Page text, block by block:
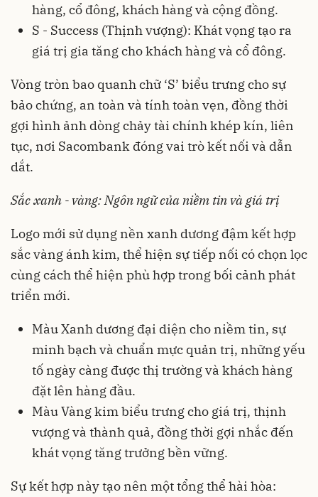
hàng, cổ đông, khách hàng và cộng đồng.
S - Success (Thịnh vượng): Khát vọng tạo ra
giá trị gia tăng cho khách hàng và cổ đông.
Vòng tròn bao quanh chữ ‘S’ biểu trưng cho sự
bảo chứng, an toàn và tính toàn vẹn, đồng thời
gợi hình ảnh dòng chảy tài chính khép kín, liên
tục, nơi Sacombank đóng vai trò kết nối và dẫn
dắt.
Sắc xanh - vàng: Ngôn ngữ của niềm tin và giá trị
Logo mới sử dụng nền xanh dương đậm kết hợp
sắc vàng ánh kim, thể hiện sự tiếp nối có chọn lọc
cùng cách thể hiện phù hợp trong bối cảnh phát
triển mới.
Màu Xanh dương đại diện cho niềm tin, sự
minh bạch và chuẩn mực quản trị, những yếu
tố ngày càng được thị trường và khách hàng
đặt lên hàng đầu.
Màu Vàng kim biểu trưng cho giá trị, thịnh
vượng và thành quả, đồng thời gợi nhắc đến
khát vọng tăng trưởng bền vững.
Sự kết hợp này tạo nên một tổng thể hài hòa: